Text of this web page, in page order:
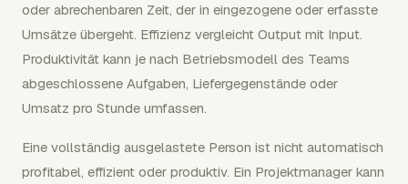
oder abrechenbaren Zeit, der in eingezogene oder erfasste
Umsätze übergeht. Effizienz vergleicht Output mit Input.
Produktivität kann je nach Betriebsmodell des Teams
abgeschlossene Aufgaben, Liefergegenstände oder
Umsatz pro Stunde umfassen.
Eine vollständig ausgelastete Person ist nicht automatisch
profitabel, effizient oder produktiv. Ein Projektmanager kann